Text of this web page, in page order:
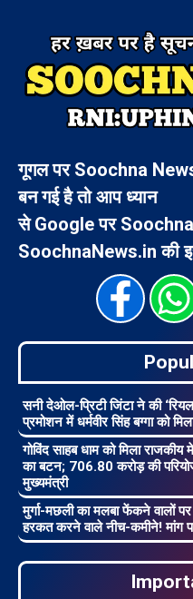
गूगल पर Soochna News
बन गई है तो आप ध्यान
से Google पर
SoochnaNews.in की
सनी देओल-प्रिटी जिंटा ने की ‘रियल
प्रमोशन में धर्मवीर सिंह बग्गा को
गोविंद साहब धाम को मिला राजकीय
का बटन; 706.80 करोड़ की
मुख्यमंत्री
मुर्गा-मछली का मलबा फेंकने वालों
हरकत करने वाले नीच-कमीने! मांग